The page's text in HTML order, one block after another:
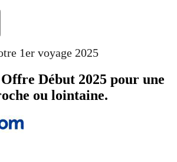
1er voyage 2025
Début 2025 pour une
ou lointaine.